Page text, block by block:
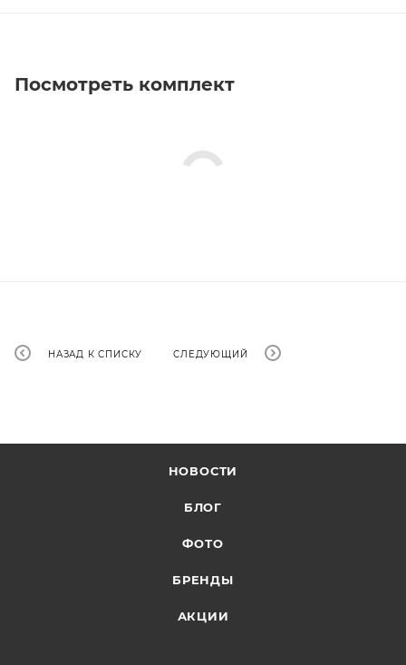
Посмотреть комплект
НАЗАД К СПИСКУ СЛЕДУЮЩИЙ
НОВОСТИ
БЛОГ
ФОТО
БРЕНДЫ
АКЦИИ